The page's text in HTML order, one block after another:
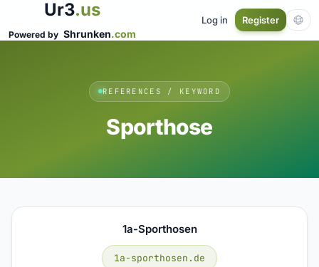
Ur3.us
Powered by Shrunken.com
Log in Register
REFERENCES / KEYWORD
Sporthose
1a-Sporthosen
1a-sporthosen.de